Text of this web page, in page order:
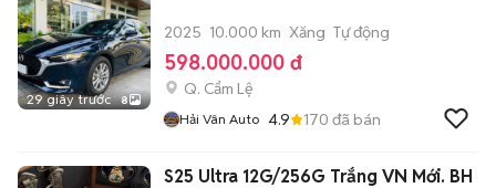
29 giây trước 8
2025 10.000 km Xăng Tự động
598.000.000 đ
Q. Cẩm Lệ
Hải Vân Auto 4.9 170 đã bán
S25 Ultra 12G/256G Trắng VN Mới. BH